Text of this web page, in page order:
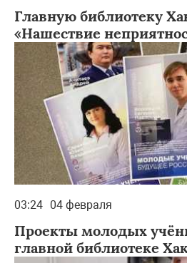
Главную библиотеку
«Нашествие
03:24 04 февраля
Проекты молодых
главной библиотеке